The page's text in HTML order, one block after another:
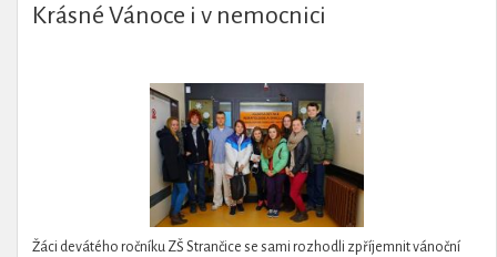
Krásné Vánoce i v nemocnici
Žáci devátého ročníku ZŠ Strančice se sami rozhodli zpříjemnit vánoční